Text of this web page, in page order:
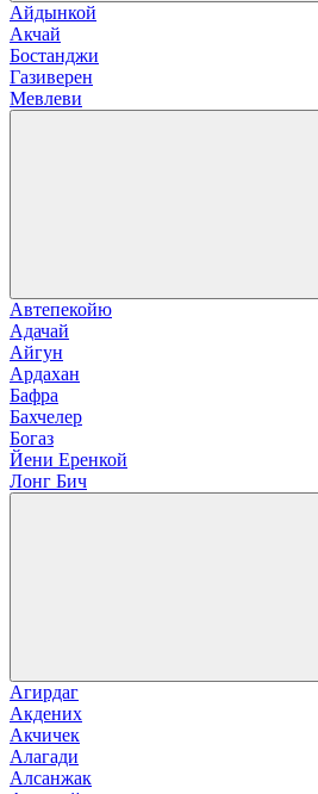
Айдынкой
Акчай
Бостанджи
Газиверен
Мевлеви
Автепекойю
Адачай
Айгун
Ардахан
Бафра
Бахчелер
Богаз
Йени Еренкой
Лонг Бич
Агирдаг
Акдених
Акчичек
Алагади
Алсанжак